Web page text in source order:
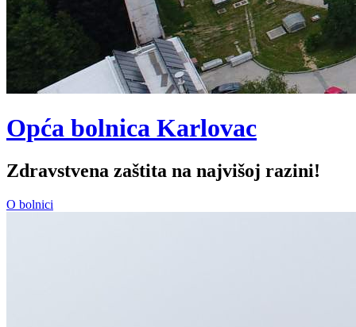
Opća bolnica Karlovac
Zdravstvena zaštita na najvišoj razini!
O bolnici